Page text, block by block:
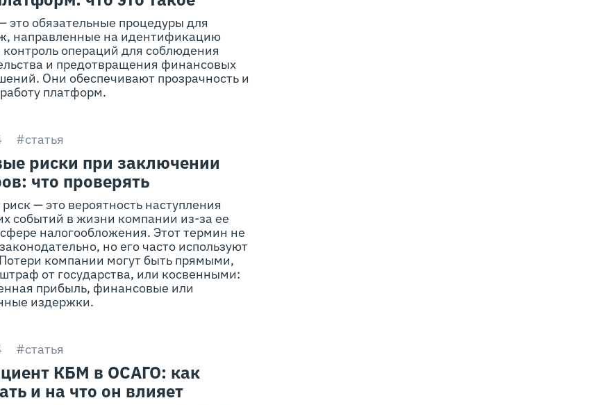
это обязательные процедуры для
направленные на идентификацию
контроль операций для соблюдения
и предотвращения финансовых
Они обеспечивают прозрачность и
платформ.
#статья
риски при заключении
что проверять
— это вероятность наступления
событий в жизни компании из-за ее
налогообложения. Этот термин не
но его часто используют
компании могут быть прямыми,
от государства, или косвенными:
прибыль, финансовые или
издержки.
#статья
КБМ в ОСАГО: как
и на что он влияет